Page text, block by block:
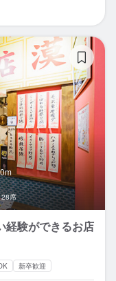
28席
経験ができるお店
新卒歓迎